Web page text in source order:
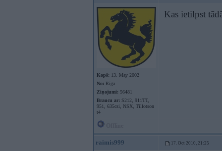
Kopš: 13. May 2002
No: Rīga
Ziņojumi: 56481
Braucu ar: S212, 911TT,
951, 635csi, NSX, Tillotson
t4
Kas ietilpst
raimis999 17. Oct 2010, 21:25